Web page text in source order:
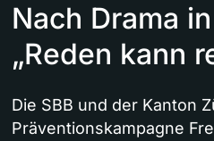
Nach Drama
„Reden kann
Die SBB und der Kanton
Präventionskampagne